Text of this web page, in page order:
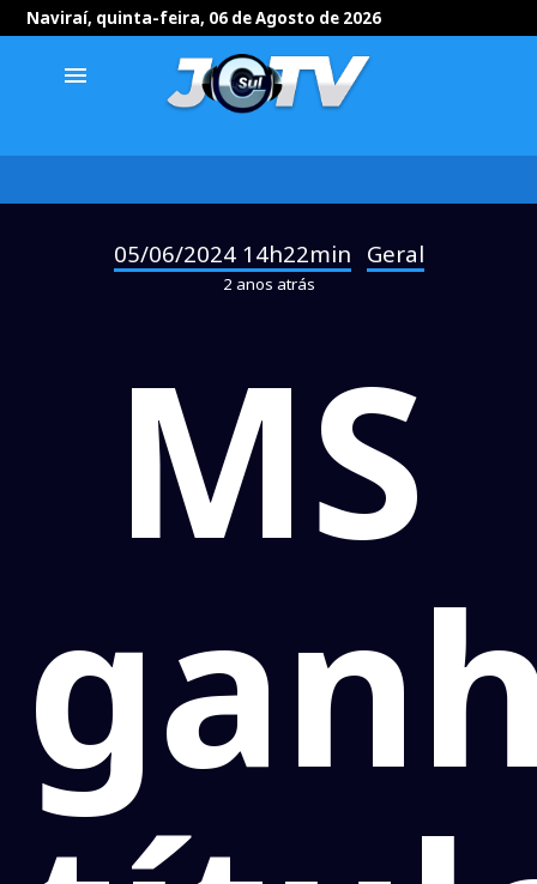
Naviraí, quinta-feira, 06 de Agosto de 2026
menu
05/06/2024 14h22min Geral
2 anos atrás
MS